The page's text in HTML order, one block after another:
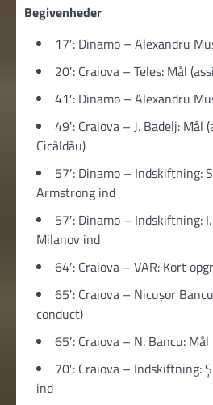
Begivenheder
17′: Dinamo – Alexandru
20′: Craiova – Teles: Mål
41′: Dinamo – Alexandru
49′: Craiova – J. Badelj: Mål
Cicâldău)
57′: Dinamo – Indskiftning:
Armstrong ind
57′: Dinamo – Indskiftning:
Milanov ind
64′: Craiova – VAR: Kort
65′: Craiova – Nicușor
conduct)
65′: Craiova – N. Bancu: Mål
70′: Craiova – Indskiftning:
ind